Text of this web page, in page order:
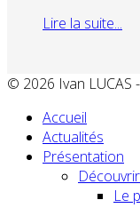
Lire la suite...
© 2026 Ivan LUCAS
Accueil
Actualités
Présentation
Le